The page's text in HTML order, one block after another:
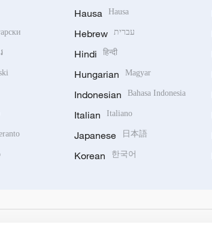
Hausa Hausa
Hebrew עברית
Hindi हिन्दी
Hungarian Magyar
Indonesian Bahasa Indonesia
Italian Italiano
Japanese 日本語
Korean 한국어